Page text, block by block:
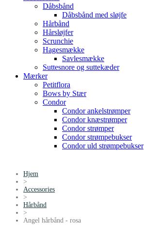
Dåbsbånd
Dåbsbånd med sløjfe
Hårbånd
Hårsløjfer
Scrunchie
Hagesmække
Savlesmække
Suttesnore og suttekæder
Mærker
Petitflora
Bows by Stær
Condor
Condor ankelstrømper
Condor knæstrømper
Condor strømper
Condor strømpebukser
Condor uld strømpebukser
Hjem
>
Accessories
>
Hårbånd
>
Angel hårbånd - rosa